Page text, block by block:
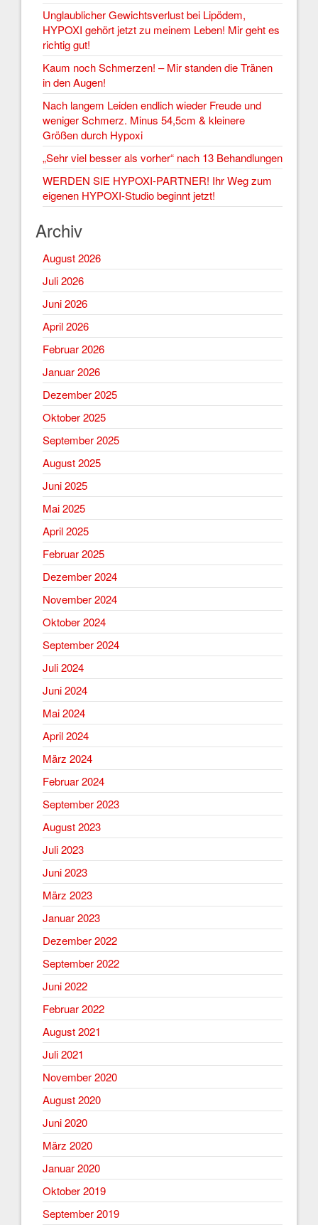
Unglaublicher Gewichtsverlust bei Lipödem,
HYPOXI gehört jetzt zu meinem Leben! Mir geht es
richtig gut!
Kaum noch Schmerzen! – Mir standen die Tränen
in den Augen!
Nach langem Leiden endlich wieder Freude und
weniger Schmerz. Minus 54,5cm & kleinere
Größen durch Hypoxi
„Sehr viel besser als vorher“ nach 13 Behandlungen
WERDEN SIE HYPOXI-PARTNER! Ihr Weg zum
eigenen HYPOXI-Studio beginnt jetzt!
Archiv
August 2026
Juli 2026
Juni 2026
April 2026
Februar 2026
Januar 2026
Dezember 2025
Oktober 2025
September 2025
August 2025
Juni 2025
Mai 2025
April 2025
Februar 2025
Dezember 2024
November 2024
Oktober 2024
September 2024
Juli 2024
Juni 2024
Mai 2024
April 2024
März 2024
Februar 2024
September 2023
August 2023
Juli 2023
Juni 2023
März 2023
Januar 2023
Dezember 2022
September 2022
Juni 2022
Februar 2022
August 2021
Juli 2021
November 2020
August 2020
Juni 2020
März 2020
Januar 2020
Oktober 2019
September 2019